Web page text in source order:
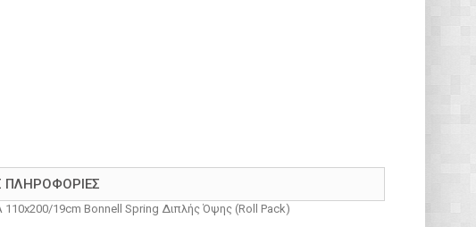
ΠΛΗΡΟΦΟΡΊΕΣ
19cm Bonnell Spring Διπλής Όψης (Roll Pack)